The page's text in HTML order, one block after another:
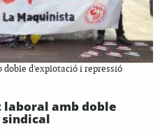
d'explotació i repressió
amb doble